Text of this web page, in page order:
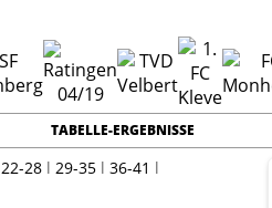
TABELLE-ERGEBNISSE
22-28 l 29-35 l 36-41 l